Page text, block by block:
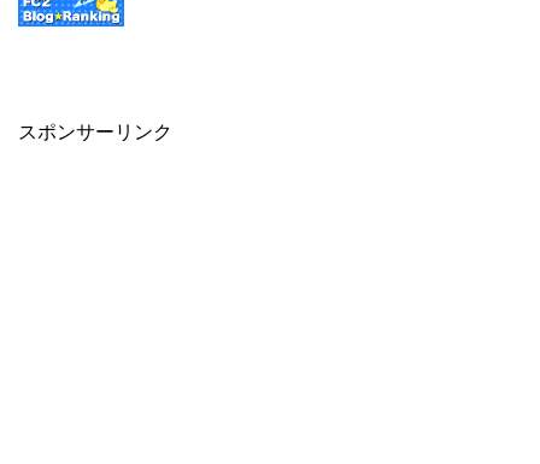
スポンサーリンク